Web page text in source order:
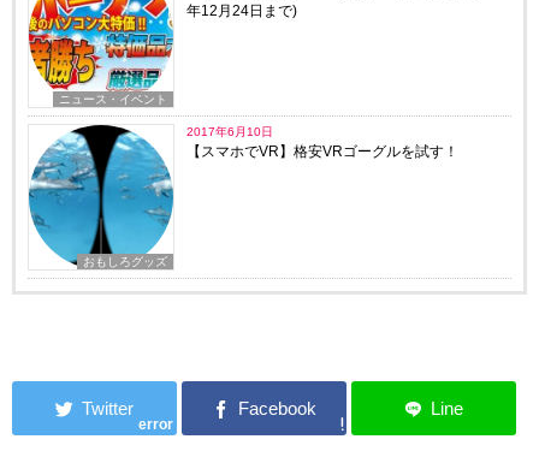
ニュース・イベント
年12月24日まで)
おもしろグッズ
2017年6月10日
【スマホでVR】格安VRゴーグルを試す！
error